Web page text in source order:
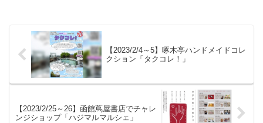
【2023/2/4～5】啄木亭ハンドメイドコレ
クション「タクコレ！」
【2023/2/25～26】函館蔦屋書店でチャレ
ンジショップ「ハジマルマルシェ」